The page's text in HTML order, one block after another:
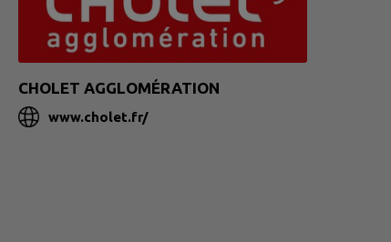
CHOLET AGGLOMÉRATION
www.cholet.fr/